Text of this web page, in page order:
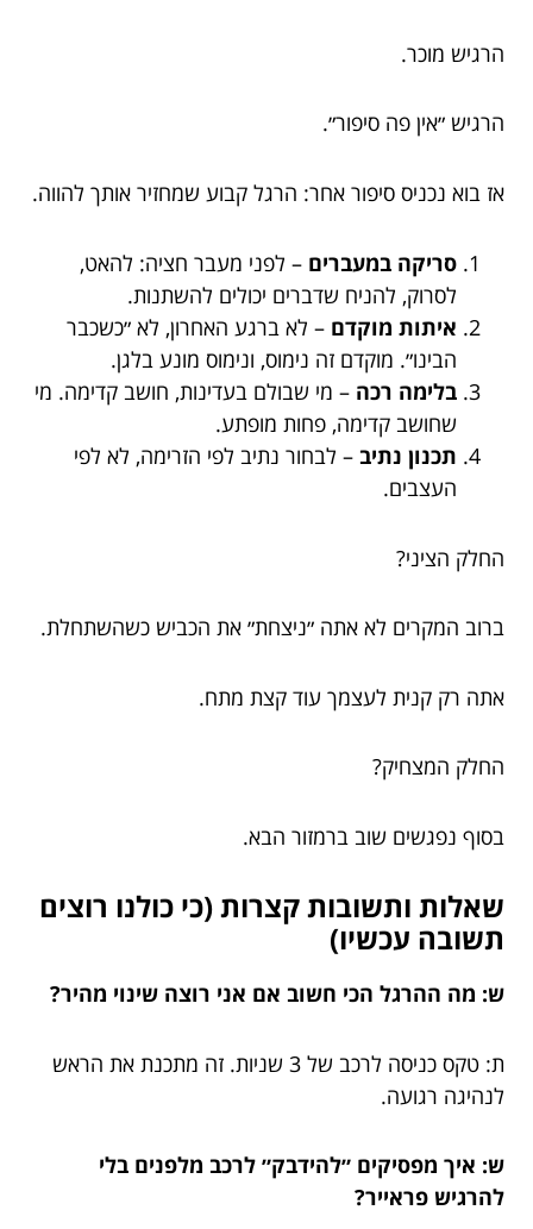
הרגיש מוכר.
הרגיש ״אין פה סיפור״.
אז בוא נכניס סיפור אחר: הרגל קבוע שמחזיר אותך להווה.
סריקה במעברים – לפני מעבר חציה: להאט,
לסרוק, להניח שדברים יכולים להשתנות.
איתות מוקדם – לא ברגע האחרון, לא ״כשכבר
הבינו״. מוקדם זה נימוס, ונימוס מונע בלגן.
בלימה רכה – מי שבולם בעדינות, חושב קדימה. מי
שחושב קדימה, פחות מופתע.
תכנון נתיב – לבחור נתיב לפי הזרימה, לא לפי
העצבים.
החלק הציני?
ברוב המקרים לא אתה ״ניצחת״ את הכביש כשהשתחלת.
אתה רק קנית לעצמך עוד קצת מתח.
החלק המצחיק?
בסוף נפגשים שוב ברמזור הבא.
שאלות ותשובות קצרות (כי כולנו רוצים
תשובה עכשיו)
ש: מה ההרגל הכי חשוב אם אני רוצה שינוי מהיר?
ת: טקס כניסה לרכב של 3 שניות. זה מתכנת את הראש
לנהיגה רגועה.
ש: איך מפסיקים ״להידבק״ לרכב מלפנים בלי
להרגיש פראייר?